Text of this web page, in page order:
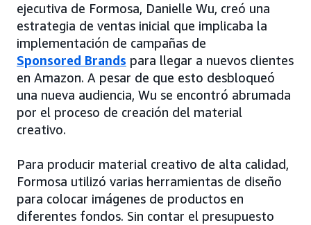
ejecutiva de Formosa, Danielle Wu, creó una
estrategia de ventas inicial que implicaba la
implementación de campañas de
Sponsored Brands para llegar a nuevos clientes
en Amazon. A pesar de que esto desbloqueó
una nueva audiencia, Wu se encontró abrumada
por el proceso de creación del material
creativo.
Para producir material creativo de alta calidad,
Formosa utilizó varias herramientas de diseño
para colocar imágenes de productos en
diferentes fondos. Sin contar el presupuesto